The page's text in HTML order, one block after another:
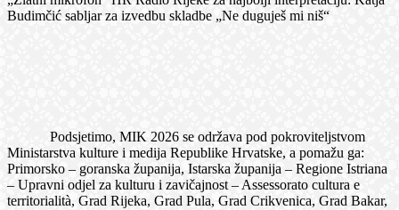
Budimčić sabljar za izvedbu skladbe „Ne duguješ mi niš“
Podsjetimo, MIK 2026 se održava pod pokroviteljstvom
Ministarstva kulture i medija Republike Hrvatske, a pomažu ga:
Primorsko – goranska županija, Istarska županija – Regione Istriana
– Upravni odjel za kulturu i zavičajnost – Assessorato cultura e
territorialità, Grad Rijeka, Grad Pula, Grad Crikvenica, Grad Bakar,